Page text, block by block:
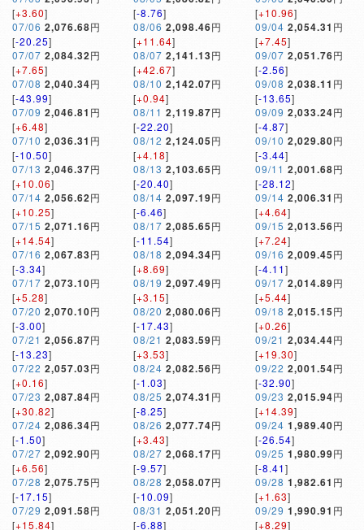
[+3.60]
07/06 2,076.68円
[-20.25]
07/07 2,084.32円
[+7.65]
07/08 2,040.34円
[-43.99]
07/09 2,046.81 円
[+6.48]
07/10 2,036.31 円
[-10.50]
07/13 2,046.37円
[+10.06]
07/14 2,056.62円
[+10.25]
07/15 2,071.16円
[+14.54]
07/16 2,067.83円
[-3.34]
07/17 2,073.10円
[+5.28]
07/20 2,070.10円
[-3.00]
07/21 2,056.87円
[-13.23]
07/22 2,057.03円
[+0.16]
07/23 2,087.84円
[+30.82]
07/24 2,086.34円
[-1.50]
07/27 2,092.90円
[+6.56]
07/28 2,075.75円
[-17.15]
07/29 2,091.58円
[+15.84]
[-8.76]
08/06 2,098.46円
[+11.64]
08/07 2,141.13円
[+42.67]
08/10 2,142.07円
[+0.94]
08/11 2,119.87円
[-22.20]
08/12 2,124.05円
[+4.18]
08/13 2,103.65円
[-20.40]
08/14 2,097.19円
[-6.46]
08/17 2,085.65円
[-11.54]
08/18 2,094.34円
[+8.69]
08/19 2,097.49円
[+3.15]
08/20 2,080.06円
[-17.43]
08/21 2,083.59円
[+3.53]
08/24 2,082.56円
[-1.03]
08/25 2,074.31 円
[-8.25]
08/26 2,077.74円
[+3.43]
08/27 2,068.17円
[-9.57]
08/28 2,058.07円
[-10.09]
08/31 2,051.20円
[-6.88]
[+10.96]
09/04 2,054.31 円
[+7.45]
09/07 2,051.76円
[-2.56]
09/08 2,038.11 円
[-13.65]
09/09 2,033.24円
[-4.87]
09/10 2,029.80円
[-3.44]
09/11 2,001.68円
[-28.12]
09/14 2,006.31 円
[+4.64]
09/15 2,013.56円
[+7.24]
09/16 2,009.45円
[-4.11]
09/17 2,014.89円
[+5.44]
09/18 2,015.15円
[+0.26]
09/21 2,034.44円
[+19.30]
09/22 2,001.54円
[-32.90]
09/23 2,015.94円
[+14.39]
09/24 1,989.40円
[-26.54]
09/25 1,980.99円
[-8.41]
09/28 1,982.61 円
[+1.63]
09/29 1,990.91 円
[+8.29]